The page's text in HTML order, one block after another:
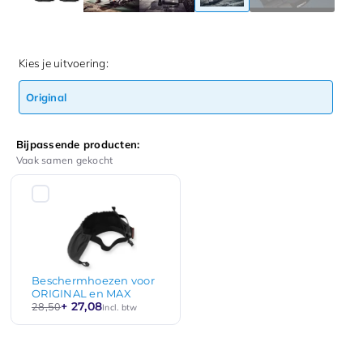
Kies je uitvoering:
Original
Bijpassende producten:
Vaak samen gekocht
Beschermhoezen voor
ORIGINAL en MAX
28,50+ 27,08Incl. btw